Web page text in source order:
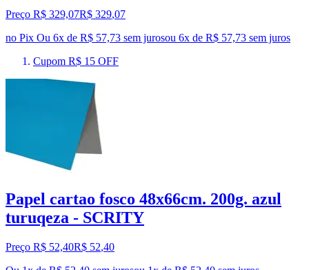
Preço R$ 329,07R$ 329,07
no Pix Ou 6x de R$ 57,73 sem jurosou 6x de R$ 57,73 sem juros
Cupom R$ 15 OFF
Papel cartao fosco 48x66cm. 200g. azul
turuqeza - SCRITY
Preço R$ 52,40R$ 52,40